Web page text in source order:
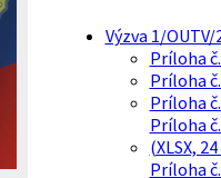
Výzva 1/OUTV/
Príloha
Príloha
Príloha
Príloha
(XLSX,
Príloha